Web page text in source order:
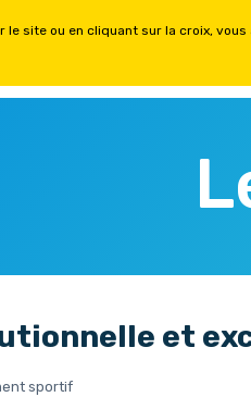
PHYSIQUES
et
sportif